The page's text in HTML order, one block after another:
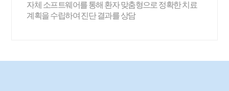
자체 소프트웨어를 통해 환자 맞춤형으로 정확한 치료
계획을 수립하여 진단 결과를 상담